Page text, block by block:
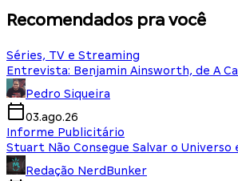
Recomendados pra você
Séries, TV e Streaming
Entrevista: Benjamin Ainsworth, de A
Pedro Siqueira
03.ago.26
Informe Publicitário
Stuart Não Consegue Salvar o
Redação NerdBunker